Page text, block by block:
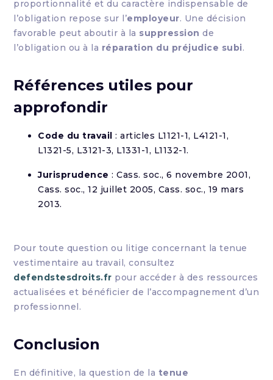
proportionnalité et du caractère indispensable de
l’obligation repose sur l’employeur. Une décision
favorable peut aboutir à la suppression de
l’obligation ou à la réparation du préjudice subi.
Références utiles pour
approfondir
Code du travail : articles L1121-1, L4121-1,
L1321-5, L3121-3, L1331-1, L1132-1.
Jurisprudence : Cass. soc., 6 novembre 2001,
Cass. soc., 12 juillet 2005, Cass. soc., 19 mars
2013.
Pour toute question ou litige concernant la tenue
vestimentaire au travail, consultez
defendstesdroits.fr pour accéder à des ressources
actualisées et bénéficier de l’accompagnement d’un
professionnel.
Conclusion
En définitive, la question de la tenue